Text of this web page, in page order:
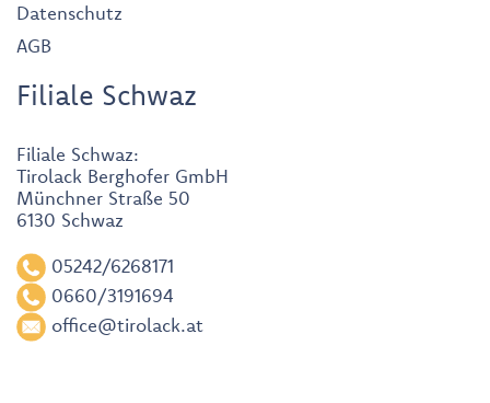
Datenschutz
AGB
Filiale Schwaz
Filiale Schwaz:
Tirolack Berghofer GmbH
Münchner Straße 50
6130 Schwaz
05242/6268171
0660/3191694
office@tirolack.at